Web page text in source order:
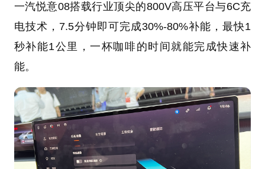
一汽悦意08搭载行业顶尖的800V高压平台与6C充
电技术，7.5分钟即可完成30%-80%补能，最快1
秒补能1公里，一杯咖啡的时间就能完成快速补
能。